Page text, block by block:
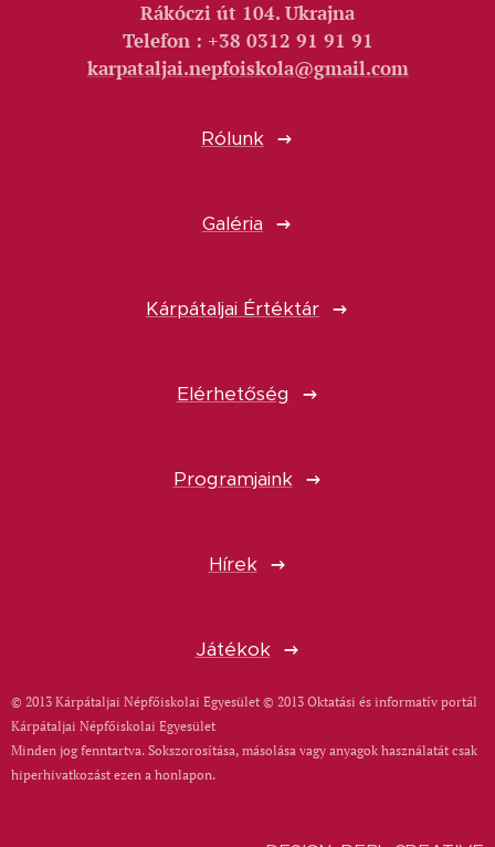
Rákóczi út 104. Ukrajna
Telefon : +38 0312 91 91 91
karpataljai.nepfoiskola@gmail.com
Rólunk
Galéria
Kárpátaljai Értéktár
Elérhetőség
Programjaink
Hírek
Játékok
© 2013 Kárpátaljai Népfőiskolai Egyesület © 2013 Oktatási és informatív portál
Kárpátaljai Népfőiskolai Egyesület
Minden jog fenntartva. Sokszorosítása, másolása vagy anyagok használatát csak
hiperhivatkozást ezen a honlapon.